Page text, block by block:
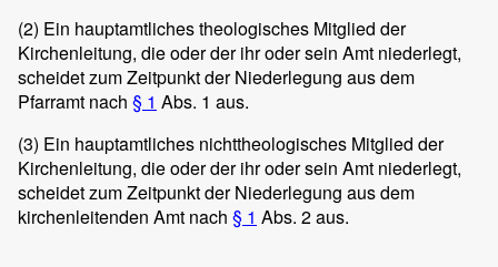
(2) Ein hauptamtliches theologisches Mitglied der
Kirchenleitung, die oder der ihr oder sein Amt niederlegt,
scheidet zum Zeitpunkt der Niederlegung aus dem
Pfarramt nach § 1 Abs. 1 aus.
(3) Ein hauptamtliches nichttheologisches Mitglied der
Kirchenleitung, die oder der ihr oder sein Amt niederlegt,
scheidet zum Zeitpunkt der Niederlegung aus dem
kirchenleitenden Amt nach § 1 Abs. 2 aus.